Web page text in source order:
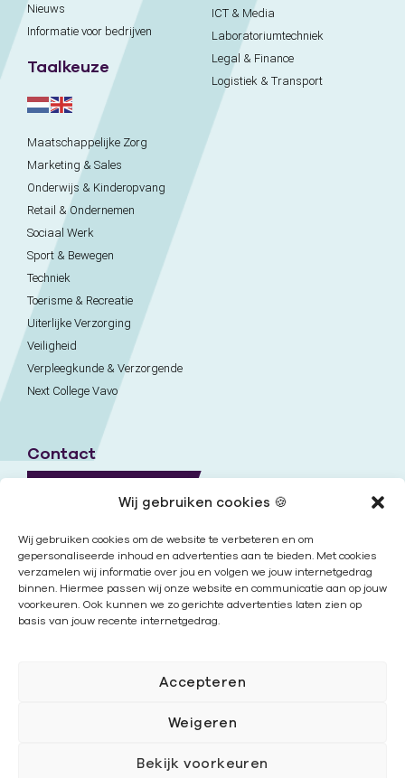
Wij gebruiken cookies 🍪
Wij gebruiken cookies om de website te verbeteren en om
gepersonaliseerde inhoud en advertenties aan te bieden. Met cookies
verzamelen wij informatie over jou en volgen we jouw internetgedrag
binnen. Hiermee passen wij onze website en communicatie aan op jouw
voorkeuren. Ook kunnen we zo gerichte advertenties laten zien op
basis van jouw recente internetgedrag.
Accepteren
Weigeren
Bekijk voorkeuren
Nieuws
Informatie voor bedrijven
Taalkeuze
ICT & Media
Laboratoriumtechniek
Legal & Finance
Logistiek & Transport
Maatschappelijke Zorg
Marketing & Sales
Onderwijs & Kinderopvang
Retail & Ondernemen
Sociaal Werk
Sport & Bewegen
Techniek
Toerisme & Recreatie
Uiterlijke Verzorging
Veiligheid
Verpleegkunde & Verzorgende
Next College Vavo
Contact
Nieuwsbrief